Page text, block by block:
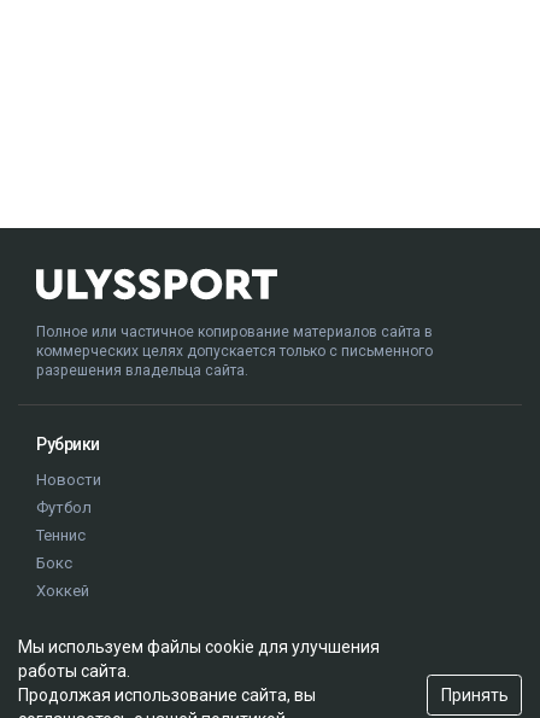
Полное или частичное копирование материалов сайта в
коммерческих целях допускается только с письменного
разрешения владельца сайта.
Рубрики
Новости
Футбол
Теннис
Бокс
Хоккей
Истории
Олимпиада
Мы используем файлы cookie для улучшения
работы сайта.
Продолжая использование сайта, вы
Принять